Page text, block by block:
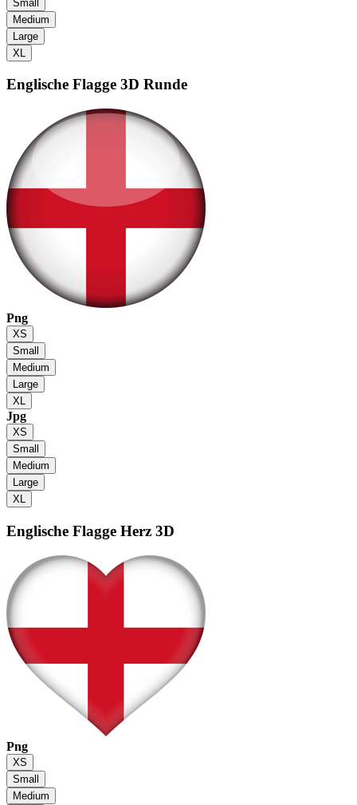
Small
Medium
Large
XL
Englische Flagge 3D Runde
Png
XS
Small
Medium
Large
XL
Jpg
XS
Small
Medium
Large
XL
Englische Flagge Herz 3D
Png
XS
Small
Medium